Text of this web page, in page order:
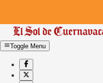
Toggle Menu